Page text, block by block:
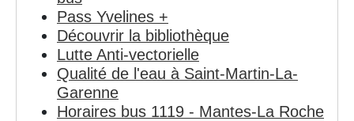
Pass Yvelines +
Découvrir la bibliothèque
Lutte Anti-vectorielle
Qualité de l'eau à Saint-Martin-La-
Garenne
Horaires bus 1119 - Mantes-La Roche